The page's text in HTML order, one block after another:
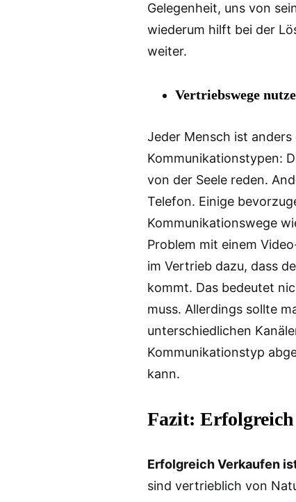
Gelegenheit, uns von
wiederum hilft bei der
weiter.
Vertriebswege
Jeder Mensch ist
Kommunikationstypen:
von der Seele reden.
Telefon. Einige
Kommunikationswege
Problem mit einem
im Vertrieb dazu, dass
kommt. Das bedeutet
muss. Allerdings sollte
unterschiedlichen
Kommunikationstyp
kann.
Fazit:
Erfolgreich Verkaufen
sind vertrieblich von